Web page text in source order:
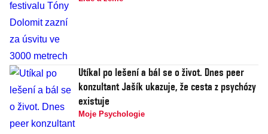
Utíkal po lešení a bál se o život. Dnes peer
konzultant Jašík ukazuje, že cesta z psychózy
existuje
Moje Psychologie